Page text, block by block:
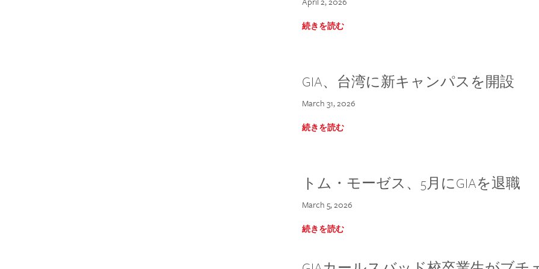
続きを読む
GIA、台湾に新キャンパスを開設
March 31, 2026
続きを読む
トム・モーゼス、5月にGIAを退職
March 5, 2026
続きを読む